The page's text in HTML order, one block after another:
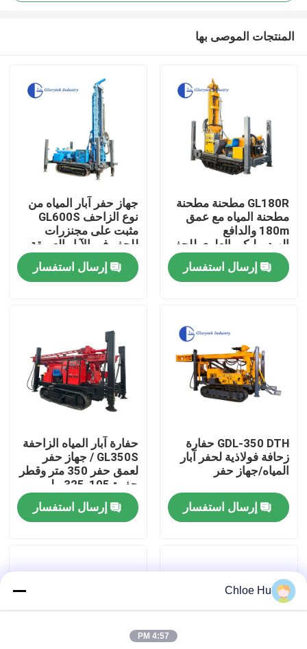
بيت
معلومات عنا
جولة في المعمل
أخبار
حالات
آلات الحفر
المنتجات الموصى بها
GL180R مطحنة مطحنة
مطحنة المياه مع عمق
180m والدافع
الهيدروليكي العلوي للحفر
الحرارية الأرضية
إرسال استفسار
جهاز حفر آبار المياه من
نوع الزاحف GL600S
مثبت على مجنزرات
للحفر في الآبار العميقة
بعمق أقصى 600 متر
ونطاق قطر من 105 إلى
500 ملم
إرسال استفسار
GDL-350 DTH حفارة
زحافة فولاذية لحفر آبار
المياه/جهاز حفر
إرسال استفسار
حفارة آبار المياه الزاحفة
GL350S / جهاز حفر
لعمق حفر 350 متر وقطر
حفرة 105-325 ملم
إرسال استفسار
Chloe Hu
4:57 PM